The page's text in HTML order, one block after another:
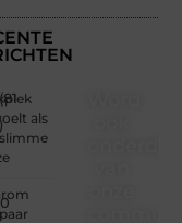
(81
)
als